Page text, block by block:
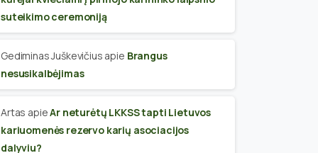
suteikimo ceremoniją
Gediminas Juškevičius apie Brangus
nesusikalbėjimas
Artas apieAr neturėtų LKKSS tapti Lietuvos
kariuomenės rezervo karių asociacijos
dalyviu?